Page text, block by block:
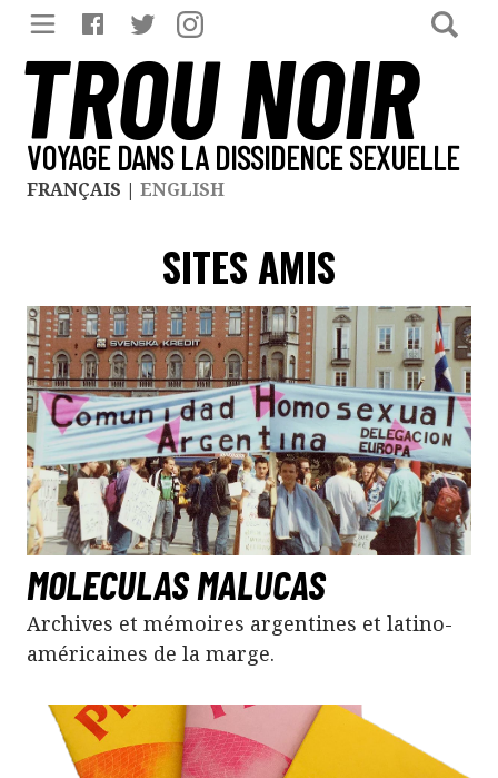
TROU NOIR
VOYAGE DANS LA DISSIDENCE SEXUELLE
FRANÇAIS | ENGLISH
SITES AMIS
MOLECULAS MALUCAS
Archives et mémoires argentines et latino-
américaines de la marge.